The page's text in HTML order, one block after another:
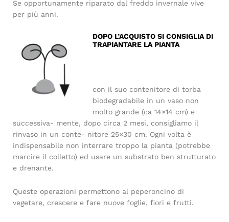
Se opportunamente riparato dal freddo invernale vive
per più anni.
DOPO L’ACQUISTO SI CONSIGLIA DI
TRAPIANTARE LA PIANTA
con il suo contenitore di torba
biodegradabile in un vaso non
molto grande (ca 14×14 cm) e
successiva- mente, dopo circa 2 mesi, consigliamo il
rinvaso in un conte- nitore 25×30 cm. Ogni volta è
indispensabile non interrare troppo la pianta (potrebbe
marcire il colletto) ed usare un substrato ben strutturato
e drenante.
Queste operazioni permettono al peperoncino di
vegetare, crescere e fare nuove foglie, fiori e frutti.